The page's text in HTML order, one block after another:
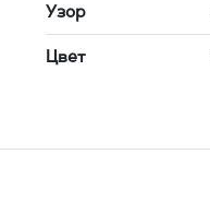
Узор
Цвет